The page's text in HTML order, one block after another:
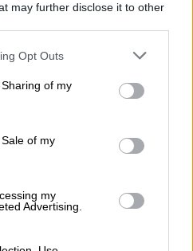
may further disclose it to other
Opt Outs
of my
of my
my
Advertising.